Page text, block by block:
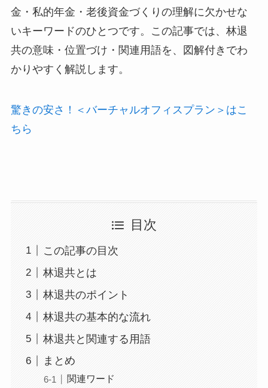
金・私的年金・老後資金づくりの理解に欠かせな
いキーワードのひとつです。この記事では、林退
共の意味・位置づけ・関連用語を、図解付きでわ
かりやすく解説します。
驚きの安さ！＜バーチャルオフィスプラン＞はこ
ちら
目次
この記事の目次
林退共とは
林退共のポイント
林退共の基本的な流れ
林退共と関連する用語
まとめ
関連ワード